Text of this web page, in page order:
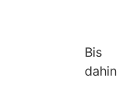
Bis
dahin